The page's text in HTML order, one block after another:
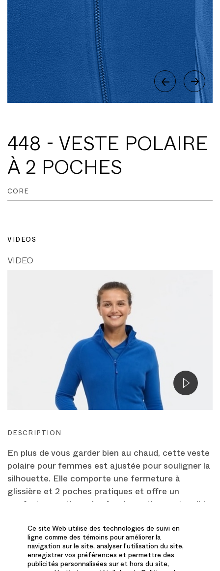
448 - VESTE POLAIRE
À 2 POCHES
CORE
VIDEOS
VIDEO
DESCRIPTION
En plus de vous garder bien au chaud, cette veste
polaire pour femmes est ajustée pour souligner la
silhouette. Elle comporte une fermeture à
glissière et 2 poches pratiques et offre un
décoloration. Qualité exceptionnelle, style
exceptionnel pour des personnes exceptionnelles.
Ce site Web utilise des technologies de suivi en
ligne comme des témoins pour améliorer la
navigation sur le site, analyser l'utilisation du site,
enregistrer vos préférences et permettre des
publicités personnalisées sur et hors du site,